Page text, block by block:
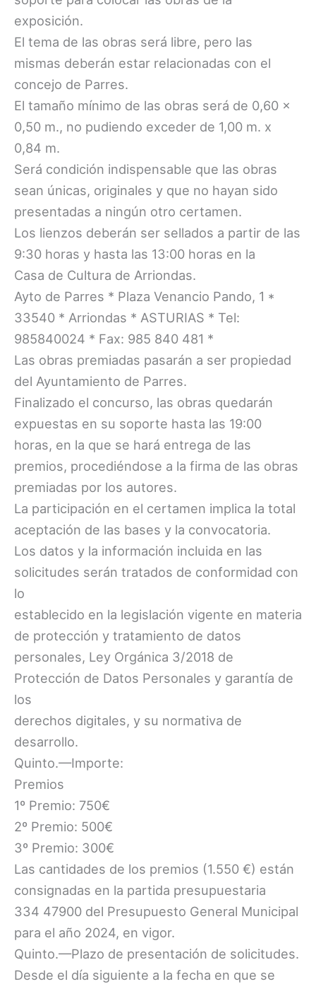
exposición.
El tema de las obras será libre, pero las
mismas deberán estar relacionadas con el
concejo de Parres.
El tamaño mínimo de las obras será de 0,60 x
0,50 m., no pudiendo exceder de 1,00 m. x
0,84 m.
Será condición indispensable que las obras
sean únicas, originales y que no hayan sido
presentadas a ningún otro certamen.
Los lienzos deberán ser sellados a partir de las
9:30 horas y hasta las 13:00 horas en la
Casa de Cultura de Arriondas.
Ayto de Parres * Plaza Venancio Pando, 1 *
33540 * Arriondas * ASTURIAS * Tel:
985840024 * Fax: 985 840 481 *
Las obras premiadas pasarán a ser propiedad
del Ayuntamiento de Parres.
Finalizado el concurso, las obras quedarán
expuestas en su soporte hasta las 19:00
horas, en la que se hará entrega de las
premios, procediéndose a la firma de las obras
premiadas por los autores.
La participación en el certamen implica la total
aceptación de las bases y la convocatoria.
Los datos y la información incluida en las
solicitudes serán tratados de conformidad con
lo
establecido en la legislación vigente en materia
de protección y tratamiento de datos
personales, Ley Orgánica 3/2018 de
Protección de Datos Personales y garantía de
los
derechos digitales, y su normativa de
desarrollo.
Quinto.—Importe:
Premios
1º Premio: 750€
2º Premio: 500€
3º Premio: 300€
Las cantidades de los premios (1.550 €) están
consignadas en la partida presupuestaria
334 47900 del Presupuesto General Municipal
para el año 2024, en vigor.
Quinto.—Plazo de presentación de solicitudes.
Desde el día siguiente a la fecha en que se